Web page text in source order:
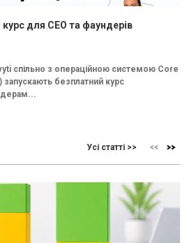
для CEO та фаундерів
спільно з операційною системою Core
безплатний курс
Усі статті >>